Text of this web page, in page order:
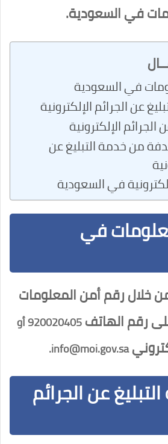
في السعودية.
في السعودية
عن الجرائم الإلكترونية
الجرائم الإلكترونية
من خدمة التبليغ عن
في السعودية
في
خلال رقم أمن المعلومات
رقم الهاتف
920020405 أو
info@moi.gov.sa.
عن الجرائم